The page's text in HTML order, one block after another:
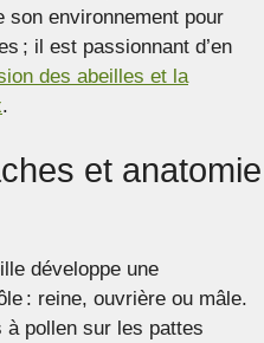
son environnement pour
; il est passionnant d’en
des abeilles et la
.
et anatomie
développe une
: reine, ouvrière ou mâle.
à pollen sur les pattes